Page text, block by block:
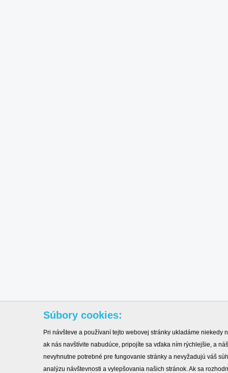
Súbory cookies:
Pri návšteve a používaní tejto webovej stránky ukladáme niekedy
ak nás navštívite nabudúce, pripojíte sa vďaka ním rýchlejšie, a
nevyhnutne potrebné pre fungovanie stránky a nevyžadujú váš
analýzu návštevnosti a vylepšovania našich stránok. Ak sa